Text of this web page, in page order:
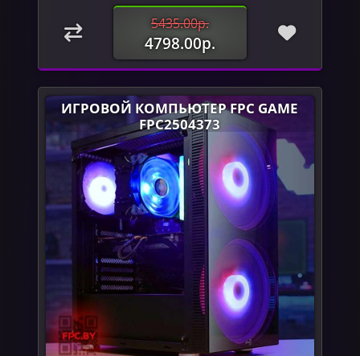
5435.00р.
4798.00р.
ИГРОВОЙ КОМПЬЮТЕР FPC GAME
FPC2504373